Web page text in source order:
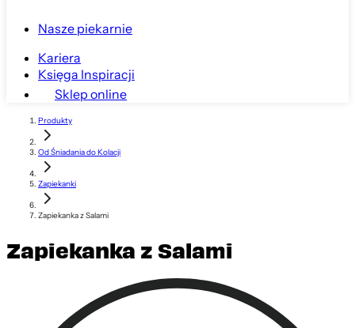
Nasze piekarnie
Kariera
Księga Inspiracji
Sklep online
Produkty
Od Śniadania do Kolacji
Zapiekanki
Zapiekanka z Salami
Zapiekanka z Salami